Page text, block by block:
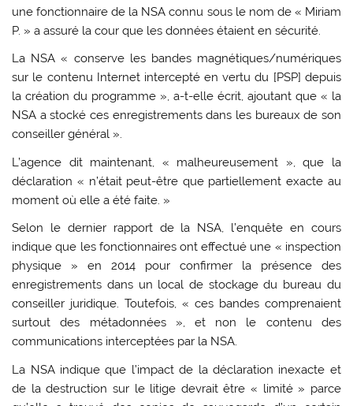
une fonctionnaire de la NSA connu sous le nom de « Miriam
P. » a assuré la cour que les données étaient en sécurité.
La NSA « conserve les bandes magnétiques/numériques
sur le contenu Internet intercepté en vertu du [PSP] depuis
la création du programme », a-t-elle écrit, ajoutant que « la
NSA a stocké ces enregistrements dans les bureaux de son
conseiller général ».
L’agence dit maintenant, « malheureusement », que la
déclaration « n’était peut-être que partiellement exacte au
moment où elle a été faite. »
Selon le dernier rapport de la NSA, l’enquête en cours
indique que les fonctionnaires ont effectué une « inspection
physique » en 2014 pour confirmer la présence des
enregistrements dans un local de stockage du bureau du
conseiller juridique. Toutefois, « ces bandes comprenaient
surtout des métadonnées », et non le contenu des
communications interceptées par la NSA.
La NSA indique que l’impact de la déclaration inexacte et
de la destruction sur le litige devrait être « limité » parce